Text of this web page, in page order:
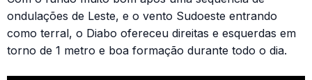
ondulações de Leste, e o vento Sudoeste entrando
como terral, o Diabo ofereceu direitas e esquerdas em
torno de 1 metro e boa formação durante todo o dia.